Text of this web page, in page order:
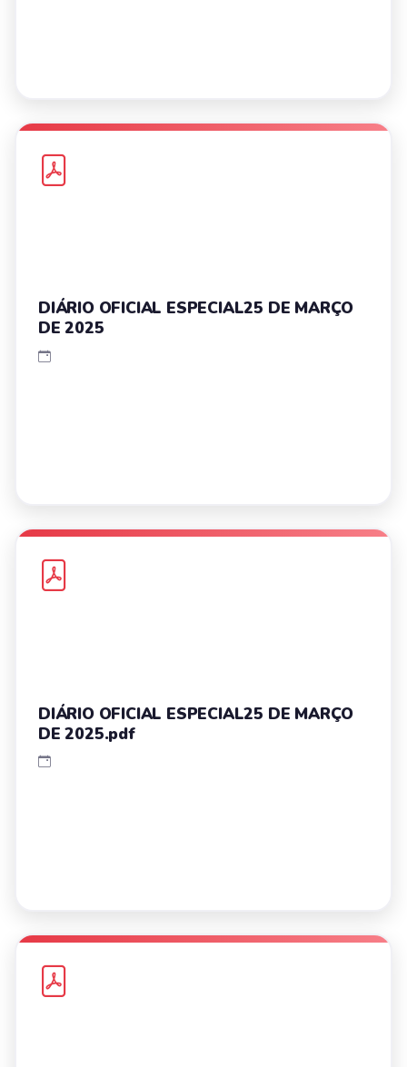
DIÁRIO OFICIAL ESPECIAL25 DE MARÇO
DE 2025
DIÁRIO OFICIAL ESPECIAL25 DE MARÇO
DE 2025.pdf